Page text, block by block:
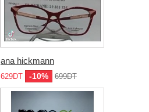
ana hickmann
629DT -10% 699DT